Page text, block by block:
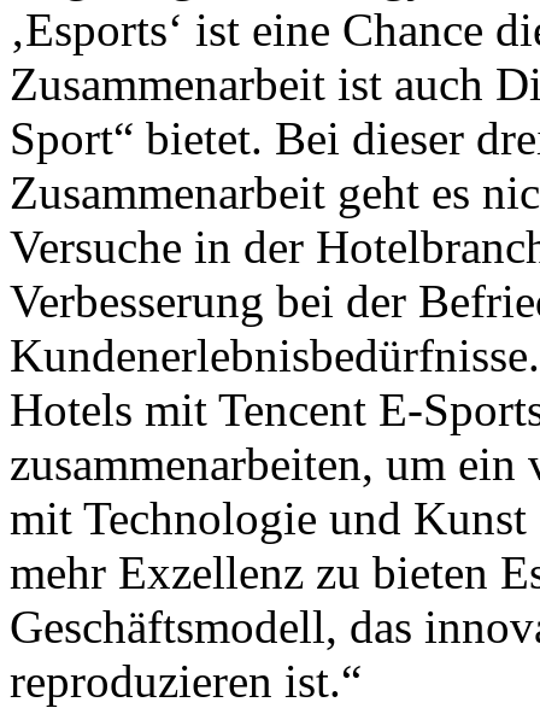
‚Esports‘ ist eine Chance
Zusammenarbeit ist auch
Sport“ bietet. Bei dieser
Zusammenarbeit geht es
Versuche in der
Verbesserung bei der
Hotels mit Tencent E-
zusammenarbeiten, um
mit Technologie und Kunst
mehr Exzellenz zu bieten
Geschäftsmodell, das
reproduzieren ist.“